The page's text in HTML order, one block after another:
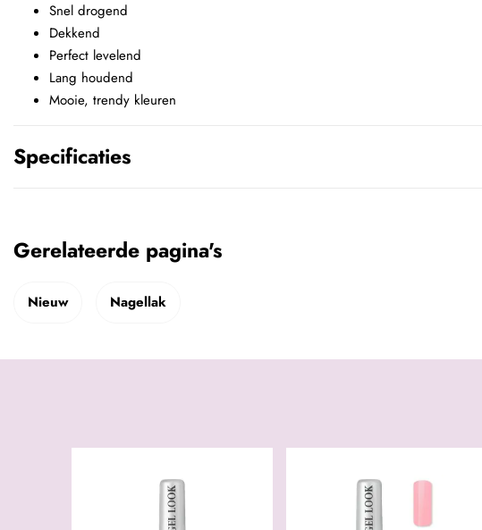
Snel drogend
Dekkend
Perfect levelend
Lang houdend
Mooie, trendy kleuren
Specificaties
Gerelateerde pagina's
Nieuw Nagellak